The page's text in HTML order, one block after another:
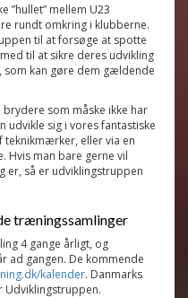
”hullet” mellem U23
rundt omkring i klubberne.
til at forsøge at spotte
til at sikre deres udvikling
som kan gøre dem gældende
som måske ikke har
udvikle sig i vores fantastiske
teknikmærker, eller via en
Hvis man bare gerne vil
er, så er udviklingstruppen
træningssamlinger
4 gange årligt, og
ad gangen. De kommende
kalender. Danmarks